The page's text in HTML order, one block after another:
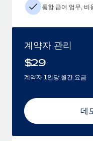
통합 급여 업무, 비
계약자 관리
$29
계약자 1인당 월간 요금
데